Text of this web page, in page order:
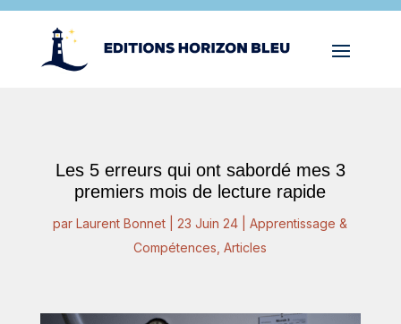
Les 5 erreurs qui ont sabordé mes 3
premiers mois de lecture rapide
parLaurent Bonnet 23 Juin 24 |Apprentissage &
Compétences ,Articles